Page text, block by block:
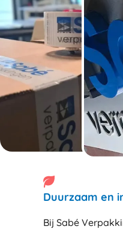
Duurzaam en
Bij Sabé